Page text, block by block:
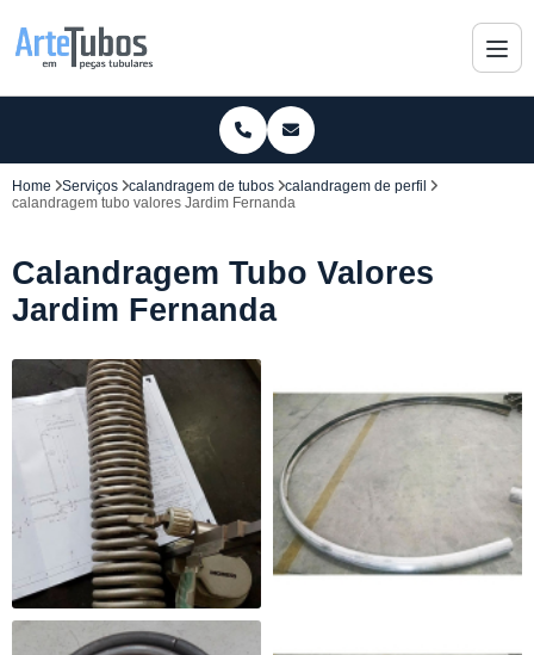
Home Serviços calandragem de tubos
calandragem de perfil
calandragem tubo valores Jardim Fernanda
Calandragem Tubo Valores
Jardim Fernanda